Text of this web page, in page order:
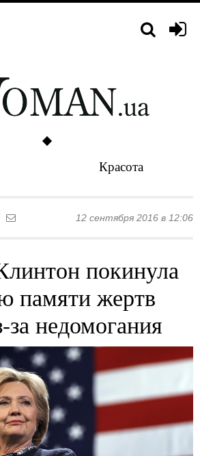
Красота
12 сентября 2016 в 12:06
покинула
памяти жертв
за недомогания